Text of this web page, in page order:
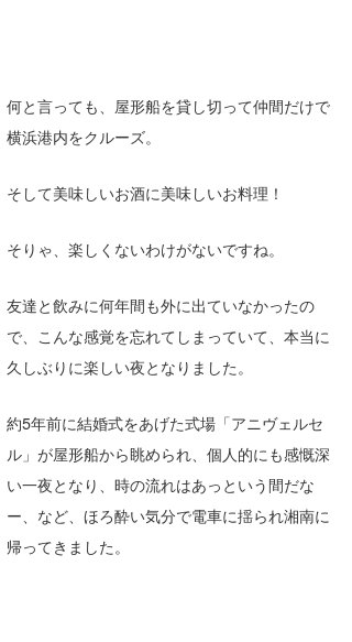
何と言っても、屋形船を貸し切って仲間だけで
横浜港内をクルーズ。
そして美味しいお酒に美味しいお料理！
そりゃ、楽しくないわけがないですね。
友達と飲みに何年間も外に出ていなかったの
で、こんな感覚を忘れてしまっていて、本当に
久しぶりに楽しい夜となりました。
約5年前に結婚式をあげた式場「アニヴェルセ
ル」が屋形船から眺められ、個人的にも感慨深
い一夜となり、時の流れはあっという間だな
ー、など、ほろ酔い気分で電車に揺られ湘南に
帰ってきました。
まっきー
三輪予報士
上條将美
唐澤予報士
ゴン
米山予報士
wanda